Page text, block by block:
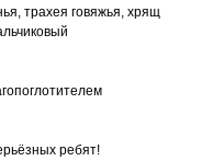
трахея говяжья, хрящ
ребят!